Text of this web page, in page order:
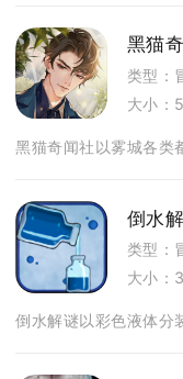
黑猫
类型：
大小：
倒水
类型：
大小：